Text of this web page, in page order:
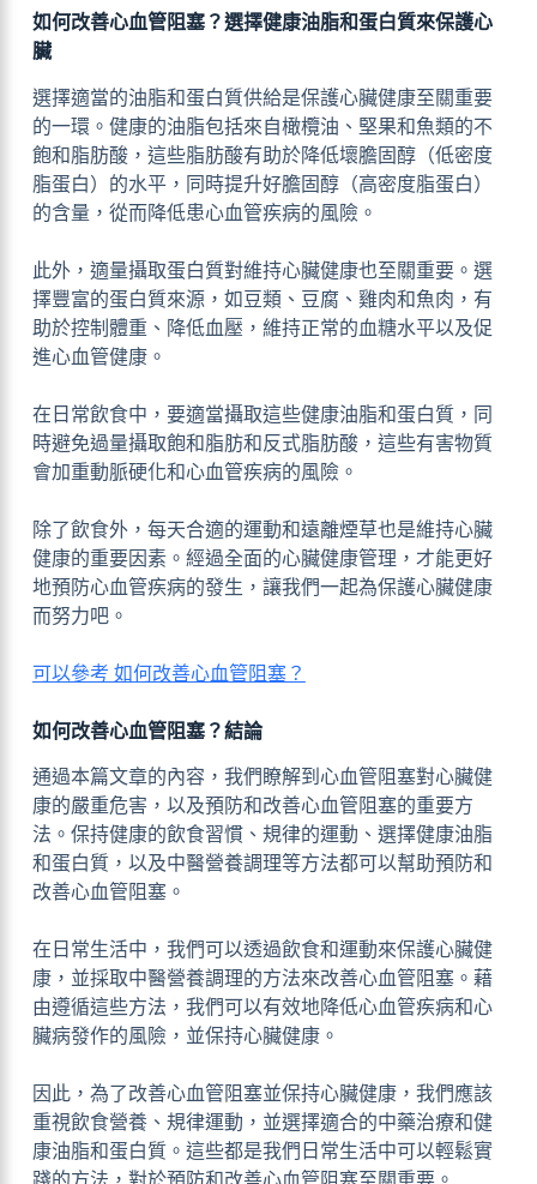
如何改善心血管阻塞？選擇健康油脂和蛋白質來保護心
臟
選擇適當的油脂和蛋白質供給是保護心臟健康至關重要
的一環。健康的油脂包括來自橄欖油、堅果和魚類的不
飽和脂肪酸，這些脂肪酸有助於降低壞膽固醇（低密度
脂蛋白）的水平，同時提升好膽固醇（高密度脂蛋白）
的含量，從而降低患心血管疾病的風險。
此外，適量攝取蛋白質對維持心臟健康也至關重要。選
擇豐富的蛋白質來源，如豆類、豆腐、雞肉和魚肉，有
助於控制體重、降低血壓，維持正常的血糖水平以及促
進心血管健康。
在日常飲食中，要適當攝取這些健康油脂和蛋白質，同
時避免過量攝取飽和脂肪和反式脂肪酸，這些有害物質
會加重動脈硬化和心血管疾病的風險。
除了飲食外，每天合適的運動和遠離煙草也是維持心臟
健康的重要因素。經過全面的心臟健康管理，才能更好
地預防心血管疾病的發生，讓我們一起為保護心臟健康
而努力吧。
可以參考 如何改善心血管阻塞？
如何改善心血管阻塞？結論
通過本篇文章的內容，我們瞭解到心血管阻塞對心臟健
康的嚴重危害，以及預防和改善心血管阻塞的重要方
法。保持健康的飲食習慣、規律的運動、選擇健康油脂
和蛋白質，以及中醫營養調理等方法都可以幫助預防和
改善心血管阻塞。
在日常生活中，我們可以透過飲食和運動來保護心臟健
康，並採取中醫營養調理的方法來改善心血管阻塞。藉
由遵循這些方法，我們可以有效地降低心血管疾病和心
臟病發作的風險，並保持心臟健康。
因此，為了改善心血管阻塞並保持心臟健康，我們應該
重視飲食營養、規律運動，並選擇適合的中藥治療和健
康油脂和蛋白質。這些都是我們日常生活中可以輕鬆實